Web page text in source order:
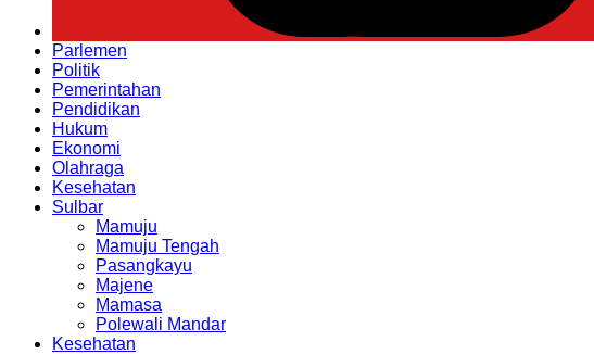
Parlemen
Politik
Pemerintahan
Pendidikan
Hukum
Ekonomi
Olahraga
Kesehatan
Sulbar
Mamuju
Mamuju Tengah
Pasangkayu
Majene
Mamasa
Polewali Mandar
Kesehatan